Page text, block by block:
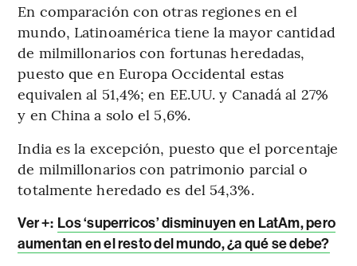
En comparación con otras regiones en el
mundo, Latinoamérica tiene la mayor cantidad
de milmillonarios con fortunas heredadas,
puesto que en Europa Occidental estas
equivalen al 51,4%; en EE.UU. y Canadá al 27%
y en China a solo el 5,6%.
India es la excepción, puesto que el porcentaje
de milmillonarios con patrimonio parcial o
totalmente heredado es del 54,3%.
Ver +: Los ‘superricos’ disminuyen en LatAm, pero
aumentan en el resto del mundo, ¿a qué se debe?